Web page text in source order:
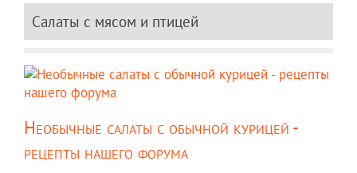
Салаты с мясом и птицей
Необычные салаты с обычной курицей -
рецепты нашего форума